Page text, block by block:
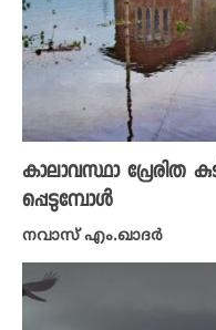
കാലാവസ്ഥാ പ്രേരിത
പ്പെടുമ്പോൾ
നവാസ് എം.ഖാദർ